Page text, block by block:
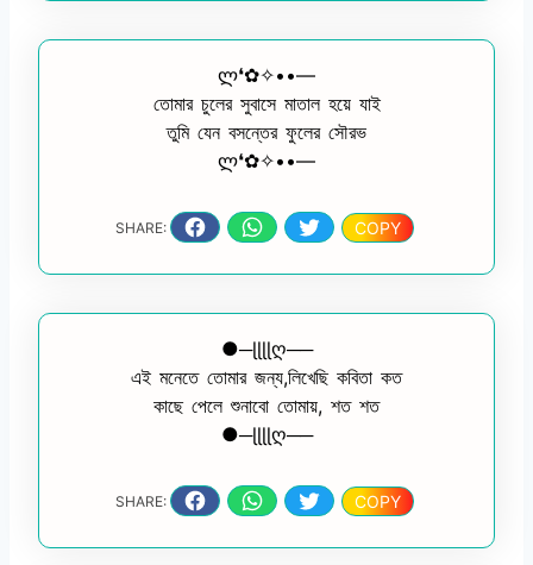
ლ❛✿✧••—
তোমার চুলের সুবাসে মাতাল হয়ে যাই
তুমি যেন বসন্তের ফুলের সৌরভ
ლ❛✿✧••—
SHARE: COPY
●─ɭɭɭɭღ──
এই মনেতে তোমার জন্য,লিখেছি কবিতা কত
কাছে পেলে শুনাবো তোমায়, শত শত
●─ɭɭɭɭღ──
SHARE: COPY